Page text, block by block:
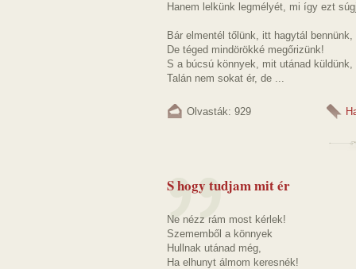
Hanem lelkünk legmélyét, mi így ezt
Bár elmentél tőlünk, itt hagytál bennünk,
De téged mindörökké megőrizünk!
S a búcsú könnyek, mit utánad küldünk,
Talán nem sokat ér, de ...
Olvasták: 929
S hogy tudjam mit ér
Ne nézz rám most kérlek!
Szememből a könnyek
Hullnak utánad még,
Ha elhunyt álmom keresnék!